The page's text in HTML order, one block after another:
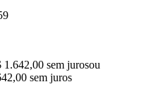
sem jurosou
sem juros